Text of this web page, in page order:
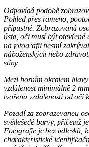
Odpovídá podobě
Pohled přes rameno,
přípustné. Zobrazovaná
ústa, oči musí být otevřené
na fotografii nesmí
náboženských nebo
stíny.
Mezi horním okrajem
vzdálenost minimálně 2
tvořena vzdáleností od očí
Pozadí za zobrazovanou
světlešedé barvy, přičemž
Fotografie je bez odlesků,
charakteristické